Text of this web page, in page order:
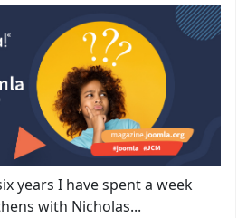
years I have spent a week
with Nicholas...